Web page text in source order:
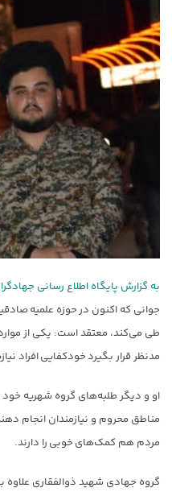
به گزارش پایگاه اطلاع رسانی
جوانی که اکنون در حوزه علمیه
طی می‌کند، معتقد است: یکی از
مدنظر قرار بگیرد خودکفایی افراد
او و دیگر طلبه‌های گروه شهریه خود
مناطق محروم و نیازمندان انجام
مردم هم کمک‌های خوبی را دارند.
گروه جهادی شهید ذوالفقاری علاوه